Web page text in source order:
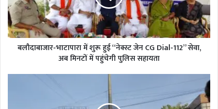
“नेक्स्ट
जेन
CG
Dial-
112”
मिनटों
बलौदाबाजार-भाटापारा में शुरू हुई “नेक्स्ट जेन CG Dial-112” सेवा,
अब मिनटों में पहुंचेगी पुलिस सहायता